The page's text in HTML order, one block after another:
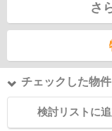
さ
チェックした物
検討リストに